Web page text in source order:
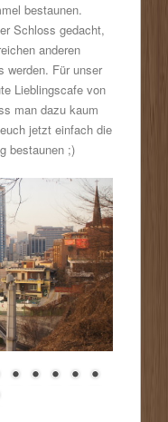
bestaunen.
Schloss gedacht,
anderen
werden. Für unser
Lieblingscafe von
man dazu kaum
jetzt einfach die
bestaunen ;)